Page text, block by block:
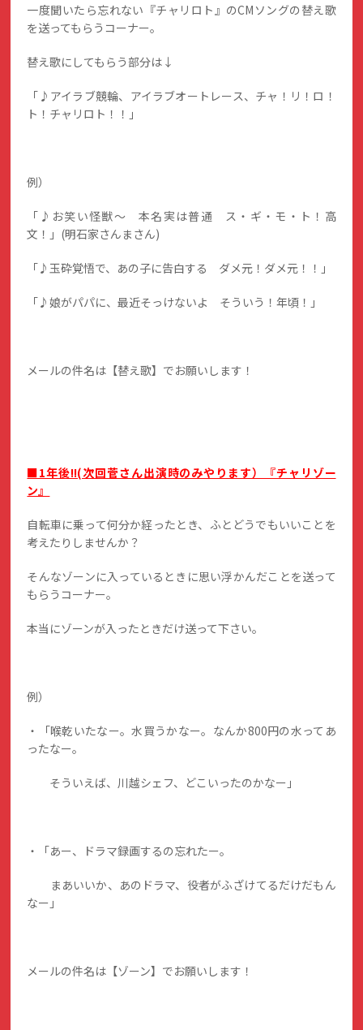
一度聞いたら忘れない『チャリロト』のCMソングの替え歌
を送ってもらうコーナー。
替え歌にしてもらう部分は↓
「♪アイラブ競輪、アイラブオートレース、チャ！リ！ロ！
ト！チャリロト！！」
例）
「♪お笑い怪獣～ 本名実は普通 ス・ギ・モ・ト！高
文！」(明石家さんまさん)
「♪玉砕覚悟で、あの子に告白する ダメ元！ダメ元！！」
「♪娘がパパに、最近そっけないよ そういう！年頃！」
メールの件名は【替え歌】でお願いします！
■1年後!!(次回菅さん出演時のみやります）『チャリゾー
ン』
自転車に乗って何分か経ったとき、ふとどうでもいいことを
考えたりしませんか？
そんなゾーンに入っているときに思い浮かんだことを送って
もらうコーナー。
本当にゾーンが入ったときだけ送って下さい。
例）
・「喉乾いたなー。水買うかなー。なんか800円の水ってあ
ったなー。
そういえば、川越シェフ、どこいったのかなー」
・「あー、ドラマ録画するの忘れたー。
まあいいか、あのドラマ、役者がふざけてるだけだもん
なー」
メールの件名は【ゾーン】でお願いします！